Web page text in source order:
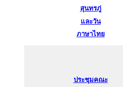
สุนทรภู่
และวัน
ภาษาไทย
ประชุมคณะ